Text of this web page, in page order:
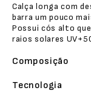
Calça longa com
barra um pouco
Possui cós alto
raios solares
Composição
Tecnologia